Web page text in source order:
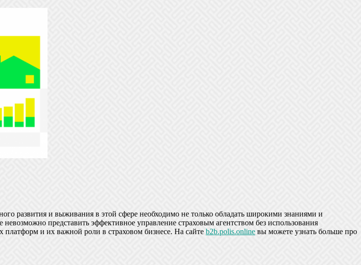
развития и выживания в этой сфере необходимо не только обладать широкими знаниями и
представить эффективное управление страховым агентством без использования
платформ и их важной роли в страховом бизнесе. На сайте b2b.polis.online вы можете узнать больше про